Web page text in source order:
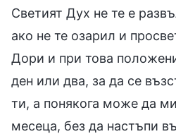
Светият Дух не те е
ако не те озарил и
Дори и при това
ден или два, за да се
ти, а понякога може да
месеца, без да настъпи